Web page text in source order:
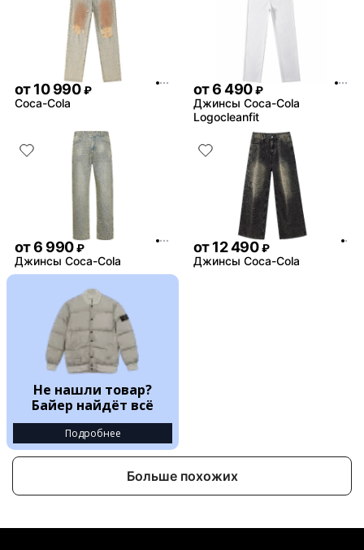
от10 990 ₽
Coca-Cola
от6 490 ₽
Джинсы Coca-Cola
Logocleanfit
от6 990 ₽
Джинсы Coca-Cola
от12 490 ₽
Джинсы Coca-Cola
Не нашли товар?
Байер найдёт всё
Подробнее
Больше похожих